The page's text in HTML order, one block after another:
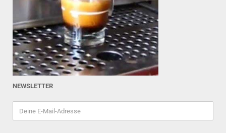
NEWSLETTER